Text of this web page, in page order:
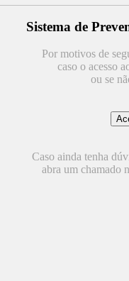
Sistema de
Por motivos de
caso o acesso
ou se
Caso ainda tenha
abra um chamado